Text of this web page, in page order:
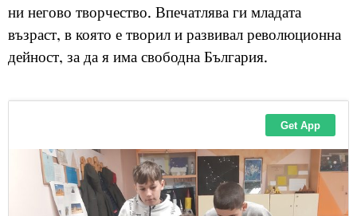
ни негово творчество. Впечатлява ги младата
възраст, в която е творил и развивал революционна
дейност, за да я има свободна България.